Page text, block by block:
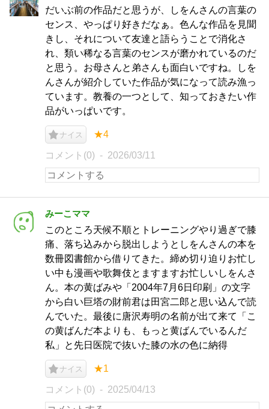
だいぶ前の作品だと思うが、しをんさんの言葉の
センス、やっぱり好きだなぁ。色んな作品を見聞
きし、それについて友達と語らうことで消化さ
れ、類い稀なる言葉のセンスが磨かれているのだ
と思う。お母さんと弟さんも面白いですね。しを
んさんが紹介していた作品が気になって読み漁っ
ています。教養の一つとして、知っておきたい作
品がいっぱいです。
ナイス ★4
コメント(0) 2026/03/11
みーこママ
このところ天候不順とトレーニングやり過ぎで膝
痛、落ち込みから脱出しようとしをんさんの本を
数冊図書館から借りてきた。締め切り迫りお忙し
い中も漫画や歌舞伎とますますお忙しいしをんさ
ん。本の黄ばみや「2004年7月6日印刷」の文字
から白い巨塔の財前君は田宮二郎と思い込んで読
んでいた。最後に唐沢寿明の名前が出て来て「こ
の黄ばんだ本よりも、もっと黄ばんでいるんだ
私」と先日医院で抜いた膝の水の色に納得
ナイス ★1
コメント(0) 2025/04/13